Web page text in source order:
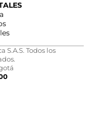
S.A.S. Todos los